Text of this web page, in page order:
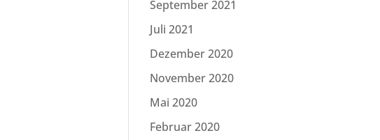
September 2021
Juli 2021
Dezember 2020
November 2020
Mai 2020
Februar 2020